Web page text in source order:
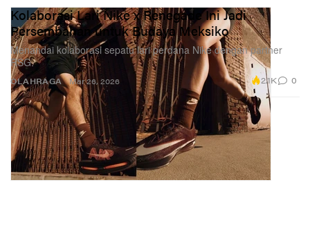
OLAHRAGA
Kolaborasi Lari Nike x Renegade Ini Jadi
Persembahan untuk Budaya Meksiko
Menandai kolaborasi sepatu lari perdana Nike dengan partner
RSG.
Mar 26, 2026 2.1K 0